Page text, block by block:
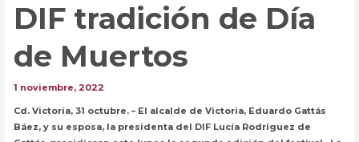
DIF tradición de Día
de Muertos
1 noviembre, 2022
Cd. Victoria, 31 octubre. – El alcalde de Victoria, Eduardo Gattás
Báez, y su esposa, la presidenta del DIF Lucía Rodríguez de